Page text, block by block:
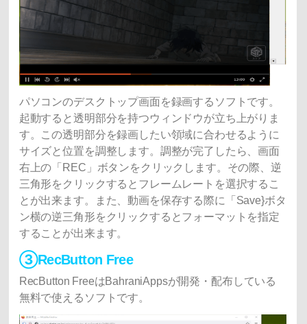
パソコンのデスクトップ画面を録画するソフトです。
起動すると透明部分を持つウィンドウが立ち上がりま
す。この透明部分を録画したい領域に合わせるように
サイズと位置を調整します。調整が完了したら、画面
右上の「REC」ボタンをクリックします。その際、逆
三角形をクリックするとフレームレートを選択するこ
とが出来ます。また、動画を保存する際に「Save}ボタ
ン横の逆三角形をクリックするとフォーマットを指定
することが出来ます。
③RecButton Free
RecButton FreeはBahraniAppsが開発・配布している
無料で使えるソフトです。